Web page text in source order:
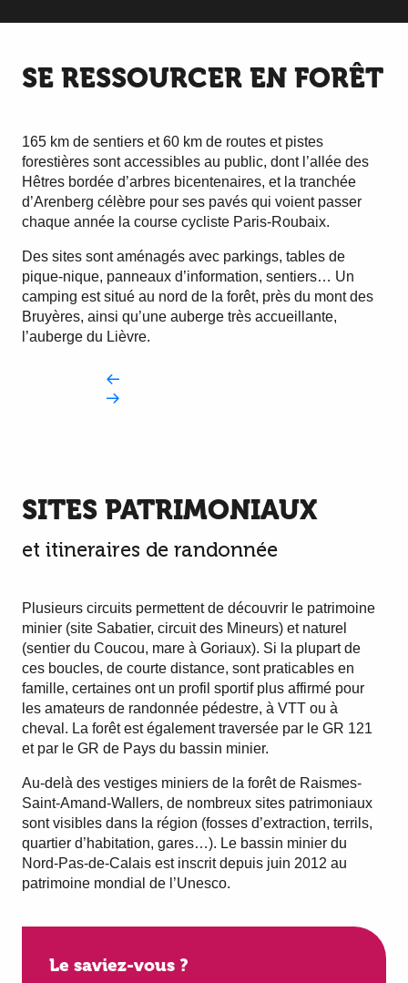
SE RESSOURCER EN FORÊT
165 km de sentiers et 60 km de routes et pistes
forestières sont accessibles au public, dont l’allée des
Hêtres bordée d’arbres bicentenaires, et la tranchée
d’Arenberg célèbre pour ses pavés qui voient passer
chaque année la course cycliste Paris-Roubaix.
Des sites sont aménagés avec parkings, tables de
pique-nique, panneaux d’information, sentiers… Un
camping est situé au nord de la forêt, près du mont des
Bruyères, ainsi qu’une auberge très accueillante,
l’auberge du Lièvre.
SITES PATRIMONIAUX
et itineraires de randonnée
Plusieurs circuits permettent de découvrir le patrimoine
minier (site Sabatier, circuit des Mineurs) et naturel
(sentier du Coucou, mare à Goriaux). Si la plupart de
ces boucles, de courte distance, sont praticables en
famille, certaines ont un profil sportif plus affirmé pour
les amateurs de randonnée pédestre, à VTT ou à
cheval. La forêt est également traversée par le GR 121
et par le GR de Pays du bassin minier.
Au-delà des vestiges miniers de la forêt de Raismes-
Saint-Amand-Wallers, de nombreux sites patrimoniaux
sont visibles dans la région (fosses d’extraction, terrils,
quartier d’habitation, gares…). Le bassin minier du
Nord-Pas-de-Calais est inscrit depuis juin 2012 au
patrimoine mondial de l’Unesco.
Le saviez-vous ?